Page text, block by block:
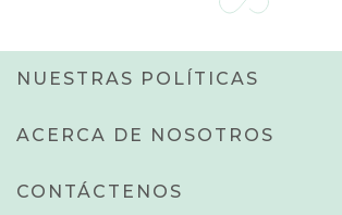
NUESTRAS POLÍTICAS
ACERCA DE NOSOTROS
CONTÁCTENOS